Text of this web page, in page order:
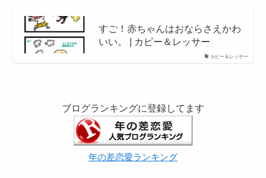
カピー＆レッサー
すご！赤ちゃんはおならさえかわ
いい。 | カピー＆レッサー
ブログランキングに登録してます
年の差恋愛ランキング